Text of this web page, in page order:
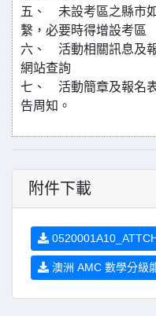
五、 未設考區之縣市
繫，必要時得增設考區
六、 活動相關訊息及
網站查詢
七、 活動簡章及報名
告周知。
附件下載
澳洲 AMC 數學分級